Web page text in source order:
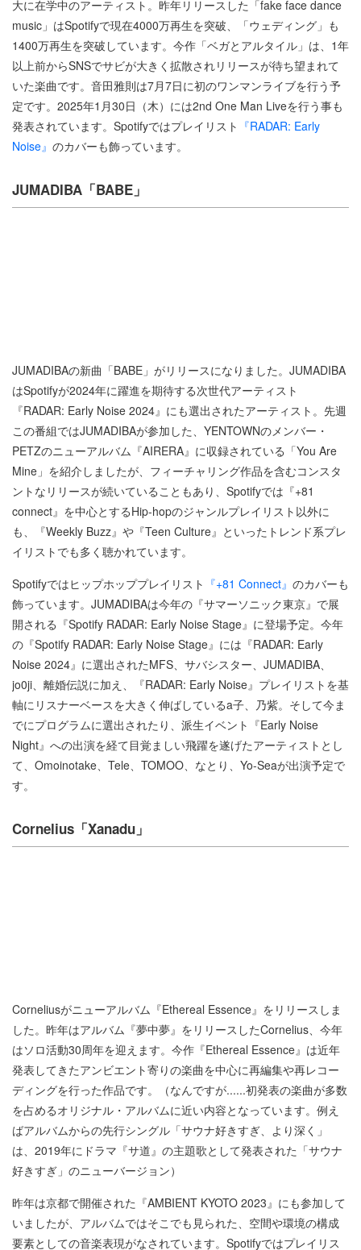
大に在学中のアーティスト。昨年リリースした「fake face dance
music」はSpotifyで現在4000万再生を突破、「ウェディング」も
1400万再生を突破しています。今作「ベガとアルタイル」は、1年
以上前からSNSでサビが大きく拡散されリリースが待ち望まれて
いた楽曲です。音田雅則は7月7日に初のワンマンライブを行う予
定です。2025年1月30日（木）には2nd One Man Liveを行う事も
発表されています。Spotifyではプレイリスト 『RADAR: Early
Noise』 のカバーも飾っています。
JUMADIBA「BABE」
JUMADIBAの新曲「BABE」がリリースになりました。JUMADIBA
はSpotifyが2024年に躍進を期待する次世代アーティスト
『RADAR: Early Noise 2024』にも選出されたアーティスト。先週
この番組ではJUMADIBAが参加した、YENTOWNのメンバー・
PETZのニューアルバム『AIRERA』に収録されている「You Are
Mine」を紹介しましたが、フィーチャリング作品を含むコンスタ
ントなリリースが続いていることもあり、Spotifyでは『+81
connect』を中心とするHip-hopのジャンルプレイリスト以外に
も、『Weekly Buzz』や『Teen Culture』といったトレンド系プレ
イリストでも多く聴かれています。
Spotifyではヒップホッププレイリスト 『+81 Connect』 のカバーも
飾っています。JUMADIBAは今年の『サマーソニック東京』で展
開される『Spotify RADAR: Early Noise Stage』に登場予定。今年
の『Spotify RADAR: Early Noise Stage』には『RADAR: Early
Noise 2024』に選出されたMFS、サバシスター、JUMADIBA、
jo0ji、離婚伝説に加え、『RADAR: Early Noise』プレイリストを基
軸にリスナーベースを大きく伸ばしているa子、乃紫。そして今ま
でにプログラムに選出されたり、派生イベント『Early Noise
Night』への出演を経て目覚ましい飛躍を遂げたアーティストとし
て、Omoinotake、Tele、TOMOO、なとり、Yo-Seaが出演予定で
す。
Cornelius「Xanadu」
Corneliusがニューアルバム『Ethereal Essence』をリリースしま
した。昨年はアルバム『夢中夢』をリリースしたCornelius、今年
はソロ活動30周年を迎えます。今作『Ethereal Essence』は近年
発表してきたアンビエント寄りの楽曲を中心に再編集や再レコー
ディングを行った作品です。（なんですが......初発表の楽曲が多数
を占めるオリジナル・アルバムに近い内容となっています。例え
ばアルバムからの先行シングル「サウナ好きすぎ、より深く」
は、2019年にドラマ『サ道』の主題歌として発表された「サウナ
好きすぎ」のニューバージョン）
昨年は京都で開催された『AMBIENT KYOTO 2023』にも参加して
いましたが、アルバムではそこでも見られた、空間や環境の構成
要素としての音楽表現がなされています。Spotifyではプレイリス